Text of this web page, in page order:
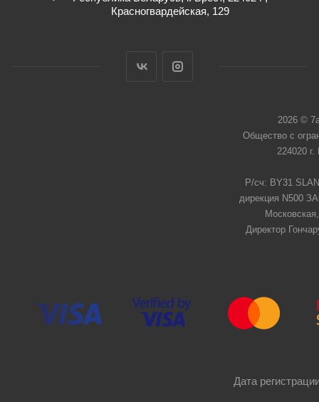
Красногвардейская, 129
2026 ©
Общество с
224020
Р/сч: BY31
дирекция N500
Директор
Дата